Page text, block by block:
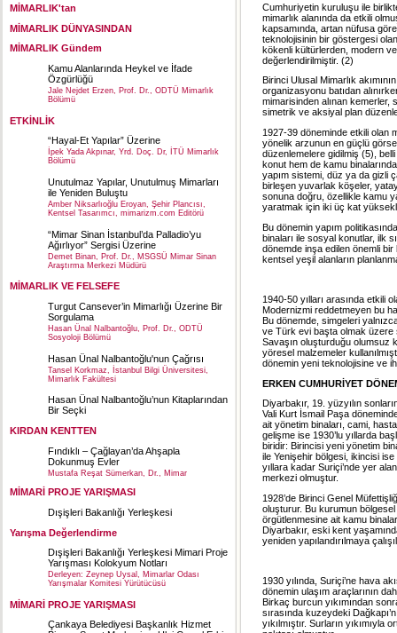
MİMARLIK'tan
MİMARLIK DÜNYASINDAN
MİMARLIK Gündem
Kamu Alanlarında Heykel ve İfade
Özgürlüğü
Jale Nejdet Erzen, Prof. Dr., ODTÜ Mimarlık
Bölümü
ETKİNLİK
“Hayal-Et Yapılar” Üzerine
İpek Yada Akpınar, Yrd. Doç. Dr, İTÜ Mimarlık
Bölümü
Unutulmaz Yapılar, Unutulmuş Mimarları
ile Yeniden Buluştu
Amber Niksarlıoğlu Eroyan, Şehir Plancısı,
Kentsel Tasarımcı, mimarizm.com Editörü
“Mimar Sinan İstanbul’da Palladio’yu
Ağırlıyor” Sergisi Üzerine
Demet Binan, Prof. Dr., MSGSÜ Mimar Sinan
Araştırma Merkezi Müdürü
MİMARLIK VE FELSEFE
Turgut Cansever’in Mimarlığı Üzerine Bir
Sorgulama
Hasan Ünal Nalbantoğlu, Prof. Dr., ODTÜ
Sosyoloji Bölümü
Hasan Ünal Nalbantoğlu'nun Çağrısı
Tansel Korkmaz, İstanbul Bilgi Üniversitesi,
Mimarlık Fakültesi
Hasan Ünal Nalbantoğlu’nun Kitaplarından
Bir Seçki
KIRDAN KENTTEN
Fındıklı – Çağlayan’da Ahşapla
Dokunmuş Evler
Mustafa Reşat Sümerkan, Dr., Mimar
MİMARİ PROJE YARIŞMASI
Dışişleri Bakanlığı Yerleşkesi
Yarışma Değerlendirme
Dışişleri Bakanlığı Yerleşkesi Mimari Proje
Yarışması Kolokyum Notları
Derleyen: Zeynep Uysal, Mimarlar Odası
Yarışmalar Komitesi Yürütücüsü
MİMARİ PROJE YARIŞMASI
Çankaya Belediyesi Başkanlık Hizmet
Cumhuriyetin kuruluşu ile
mimarlık alanında da etkili
kapsamında, artan nüfusa
teknolojisinin bir göstergesi
kökenli kültürlerden, modern
değerlendirilmiştir. (2)
Birinci Ulusal Mimarlık
organizasyonu batıdan
mimarisinden alınan kemerler,
simetrik ve aksiyal plan
1927-39 döneminde etkili olan
yönelik arzunun en güçlü
düzenlemelere gidilmiş (5),
konut hem de kamu
yapım sistemi, düz ya da gizli
birleşen yuvarlak köşeler,
sonuna doğru, özellikle kamu
yaratmak için iki üç kat
Bu dönemin yapım
binaları ile sosyal konutlar, ilk
dönemde inşa edilen önemli
kentsel yeşil alanların
1940-50 yılları arasında etkili
Modernizmi reddetmeyen bu
Bu dönemde, simgeleri
ve Türk evi başta olmak üzere
Savaşın oluşturduğu olumsuz
yöresel malzemeler
dönemin yeni teknolojisine ve
ERKEN CUMHURİYET
Diyarbakır, 19. yüzyılın
Vali Kurt İsmail Paşa
ait yönetim binaları, cami,
gelişme ise 1930’lu yıllarda
biridir: Birincisi yeni yönetim
ile Yenişehir bölgesi, ikincisi
yıllara kadar Suriçi’nde yer
merkezi olmuştur.
1928’de Birinci Genel
oluşturur. Bu kurumun
örgütlenmesine ait kamu
Diyarbakır, eski kent
yeniden yapılandırılmaya
1930 yılında, Suriçi’ne hava
dönemin ulaşım araçlarının
Birkaç burcun yıkımından
sırasında kuzeydeki
yıkılmıştır. Surların yıkımıyla